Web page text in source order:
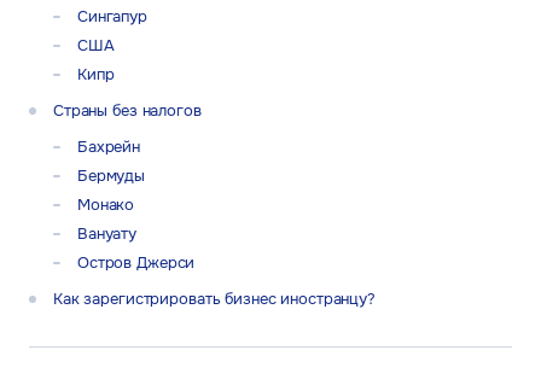
Сингапур
США
Кипр
Страны без налогов
Бахрейн
Бермуды
Монако
Вануату
Остров Джерси
Как зарегистрировать бизнес иностранцу?